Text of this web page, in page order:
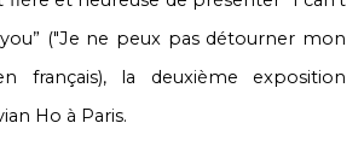
("Je ne peux pas détourner mon
français), la deuxième exposition
Ho à Paris.